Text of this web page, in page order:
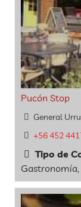
Pucón Stop
General
+56 452
Tipo de